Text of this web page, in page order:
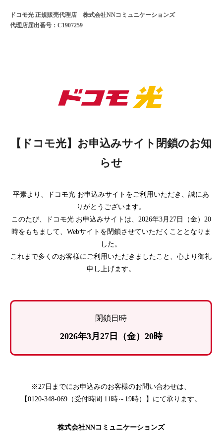
ドコモ光 正規販売代理店 株式会社NNコミュニケーションズ
代理店届出番号：C1907259
【ドコモ光】お申込みサイト閉鎖のお知
らせ
平素より、ドコモ光 お申込みサイトをご利用いただき、誠にあ
りがとうございます。
このたび、ドコモ光 お申込みサイトは、2026年3月27日（金）20
時をもちまして、Webサイトを閉鎖させていただくこととなりま
した。
これまで多くのお客様にご利用いただきましたこと、心より御礼
申し上げます。
閉鎖日時
2026年3月27日（金）20時
※27日までにお申込みのお客様のお問い合わせは、
【0120-348-069（受付時間 11時～19時）】にて承ります。
株式会社NNコミュニケーションズ